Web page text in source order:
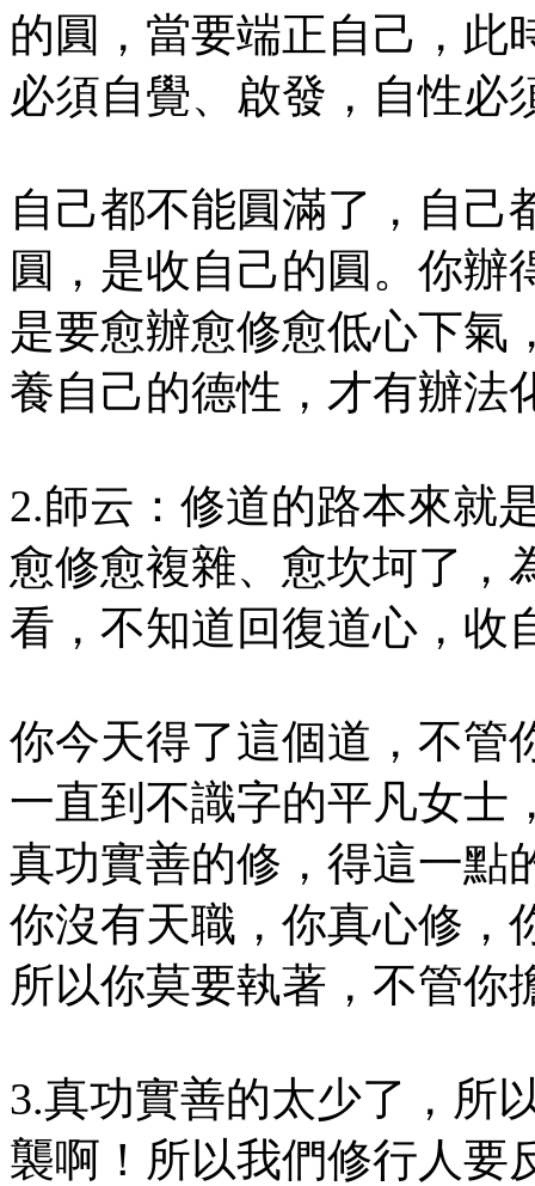
的圓，當要端正自己，此
必須自覺、啟發，自性必
自己都不能圓滿了，自己
圓，是收自己的圓。你辦
是要愈辦愈修愈低心下氣
養自己的德性，才有辦法
2.師云：修道的路本來就
愈修愈複雜、愈坎坷了，
看，不知道回復道心，收
你今天得了這個道，不管
一直到不識字的平凡女士
真功實善的修，得這一點
你沒有天職，你真心修，
所以你莫要執著，不管你
3.真功實善的太少了，所
襲啊！所以我們修行人要